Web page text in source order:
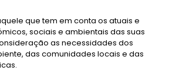
que tem em conta os atuais e
sociais e ambientais das suas
as necessidades dos
das comunidades locais e das